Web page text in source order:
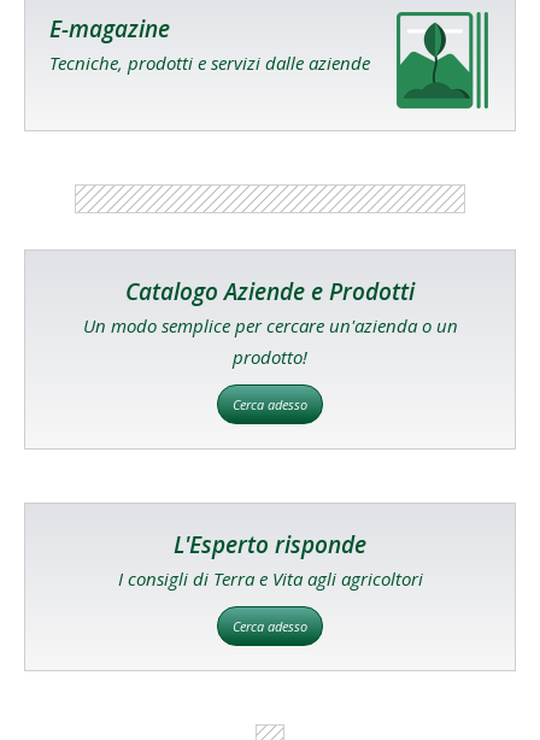
E-magazine
Tecniche, prodotti e servizi dalle aziende
Catalogo Aziende e Prodotti
Un modo semplice per cercare un'azienda o un
prodotto!
Cerca adesso
L'Esperto risponde
I consigli di Terra e Vita agli agricoltori
Cerca adesso